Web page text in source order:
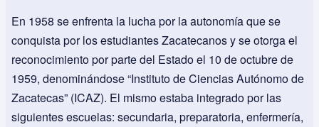
En 1958 se enfrenta la lucha por la autonomía que se
conquista por los estudiantes Zacatecanos y se otorga el
reconocimiento por parte del Estado el 10 de octubre de
1959, denominándose “Instituto de Ciencias Autónomo de
Zacatecas” (ICAZ). El mismo estaba integrado por las
siguientes escuelas: secundaria, preparatoria, enfermería,